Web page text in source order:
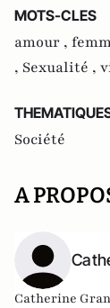
MOTS-CLES
amour ,
, Sexualité ,
Société
A
Catherine